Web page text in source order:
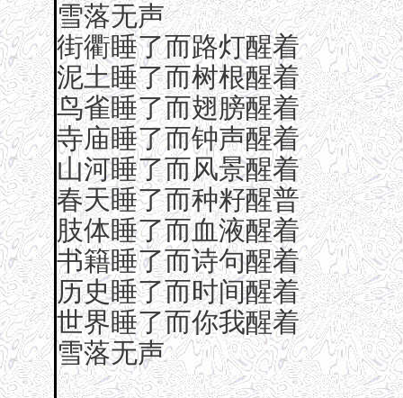
雪落无声
街衢睡了而路灯醒着
泥土睡了而树根醒着
鸟雀睡了而翅膀醒着
寺庙睡了而钟声醒着
山河睡了而风景醒着
春天睡了而种籽醒普
肢体睡了而血液醒着
书籍睡了而诗句醒着
历史睡了而时间醒着
世界睡了而你我醒着
雪落无声